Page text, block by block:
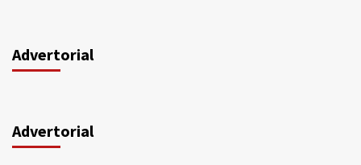
Advertorial
Advertorial